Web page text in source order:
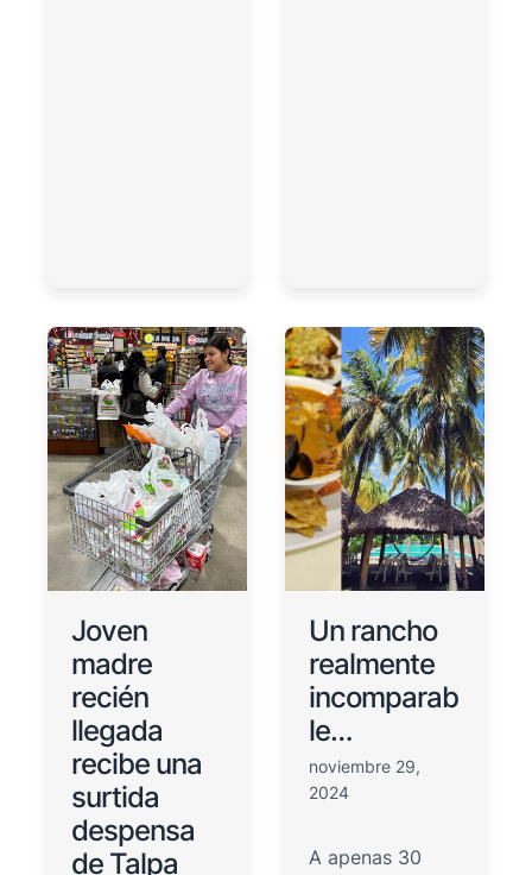
Joven
madre
recién
llegada
recibe una
surtida
despensa
de Talpa
Un rancho
realmente
incomparab
le…
noviembre 29,
2024
A apenas 30